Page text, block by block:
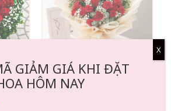
06
Bó Hoa Hồng Đỏ Mix
GIẢM GIÁ KHI ĐẶT
HÔM NAY
X